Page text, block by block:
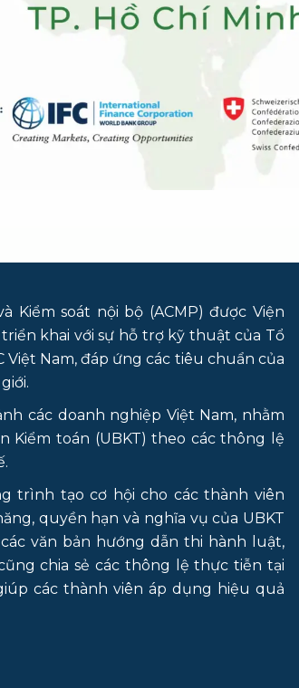
soát nội bộ (ACMP) được Viện
khai với sự hỗ trợ kỹ thuật của Tổ
Nam, đáp ứng các tiêu chuẩn của
các doanh nghiệp Việt Nam, nhằm
Kiểm toán (UBKT) theo các thông lệ
trình tạo cơ hội cho các thành viên
quyền hạn và nghĩa vụ của UBKT
văn bản hướng dẫn thi hành luật,
chia sẻ các thông lệ thực tiễn tại
các thành viên áp dụng hiệu quả